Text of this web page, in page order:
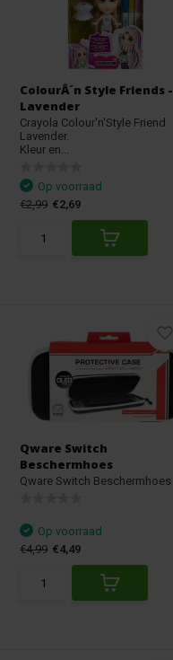
ColourÂ´n Style Friends -
Lavender
Crayola Colour'n'Style Friend
Lavender.
Kleur en...
Op voorraad
€2,99 €2,69
Qware Switch
Beschermhoes
Qware Switch Beschermhoes
Op voorraad
€4,99 €4,49